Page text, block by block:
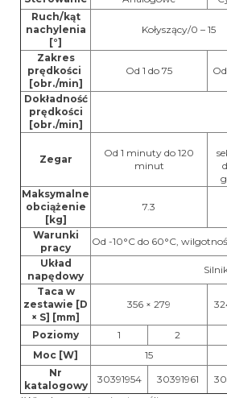
Ruch/kąt
nachylenia
[°]
Kołyszący/0 – 15
Zakres
prędkości
[obr./min]
Od 1 do 75
Dokładność
prędkości
[obr./min]
Zegar
Od 1 minuty do 120
minut
Maksymalne
obciążenie
[kg]
7.3
Warunki
pracy
Od -10°C do 60°C,
Układ
napędowy
Taca w
zestawie [D
× S] [mm]
356 × 279
Poziomy 1 2
Moc [W]
15
Nr
katalogowy
30391954 30391961